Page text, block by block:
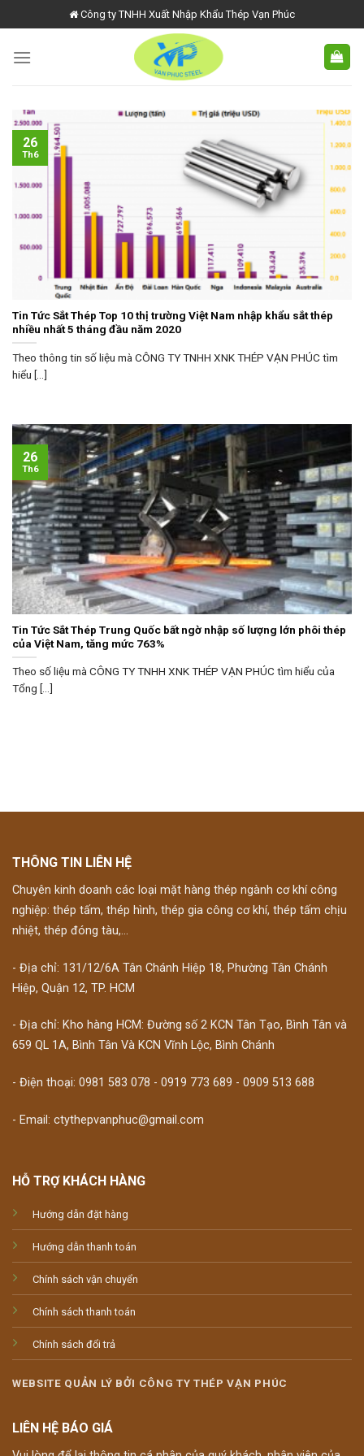
to
content
Công ty TNHH Xuất Nhập Khẩu Thép Vạn Phúc
Tin Tức Sắt Thép Top 10 thị trường Việt Nam nhập khẩu sắt thép
nhiều nhất 5 tháng đầu năm 2020
Theo thông tin số liệu mà CÔNG TY TNHH XNK THÉP VẠN PHÚC tìm
hiểu [...]
26
Th6
Tin Tức Sắt Thép Trung Quốc bất ngờ nhập số lượng lớn phôi thép
của Việt Nam, tăng mức 763%
Theo số liệu mà CÔNG TY TNHH XNK THÉP VẠN PHÚC tìm hiểu của
Tổng [...]
26
Th6
THÔNG TIN LIÊN HỆ
Chuyên kinh doanh các loại mặt hàng thép ngành cơ khí công
nghiệp: thép tấm, thép hình, thép gia công cơ khí, thép tấm chịu
nhiệt, thép đóng tàu,...
- Địa chỉ: 131/12/6A Tân Chánh Hiệp 18, Phường Tân Chánh
Hiệp, Quận 12, TP. HCM
- Địa chỉ: Kho hàng HCM: Đường số 2 KCN Tân Tạo, Bình Tân và
659 QL 1A, Bình Tân Và KCN Vĩnh Lộc, Bình Chánh
- Điện thoại: 0981 583 078 - 0919 773 689 - 0909 513 688
- Email: ctythepvanphuc@gmail.com
HỖ TRỢ KHÁCH HÀNG
Hướng dẫn đặt hàng
Hướng dẫn thanh toán
Chính sách vận chuyển
Chính sách thanh toán
Chính sách đổi trả
WEBSITE QUẢN LÝ BỞI CÔNG TY THÉP VẠN PHÚC
LIÊN HỆ BÁO GIÁ